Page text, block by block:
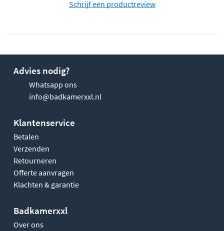
Schrijf een productreview
Advies nodig?
Whatsapp ons
info@badkamerxxl.nl
Klantenservice
Betalen
Verzenden
Retourneren
Offerte aanvragen
Klachten & garantie
Badkamerxxl
Over ons